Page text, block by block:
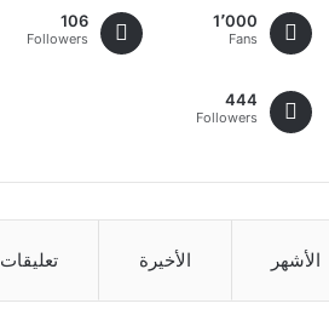
1٬000
Fans
106
Followers
444
Followers
الأشهر الأخيرة تعليقات